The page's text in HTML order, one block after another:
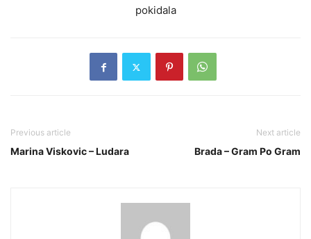
pokidala
Previous article
Marina Viskovic – Ludara
Next article
Brada – Gram Po Gram